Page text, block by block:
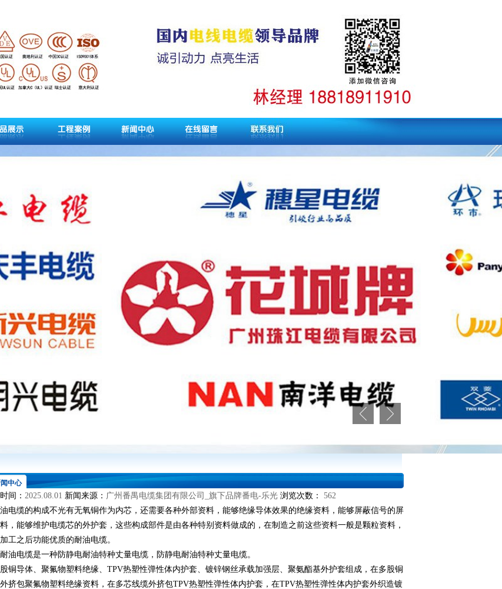
中心
间： 2025.08.01 新闻来源： 广州番禺电缆集团有限公司_旗下品牌番电-乐光浏览次数：
562
电缆的构成不光有无氧铜作为内芯，还需要各种外部资料，能够绝缘导体效果的绝缘资料，能够屏蔽信号的屏
，能够维护电缆芯的外护套，这些构成部件是由各种特别资料做成的，在制造之前这些资料一般是颗粒资料，
工之后功能优质的耐油电缆。
电缆是一种防静电耐油特种丈量电缆，防静电耐油特种丈量电缆。
铜导体、聚氟物塑料绝缘、TPV热塑性弹性体内护套、镀锌钢丝承载加强层、聚氨酯基外护套组成，在多股铜
挤包聚氟物塑料绝缘资料，在多芯线缆外挤包TPV热塑性弹性体内护套，在TPV热塑性弹性体内护套外织造镀